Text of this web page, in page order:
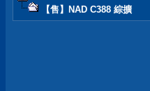
【售】NAD C388 綜擴